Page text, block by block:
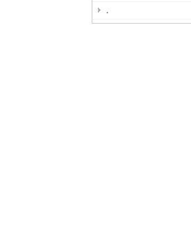
．